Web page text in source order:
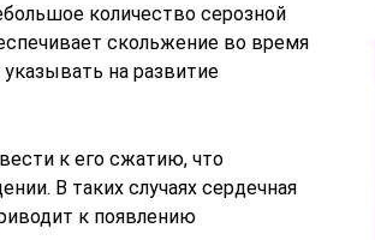
количество серозной
скольжение во время
на развитие
к его сжатию, что
В таких случаях сердечная
к появлению